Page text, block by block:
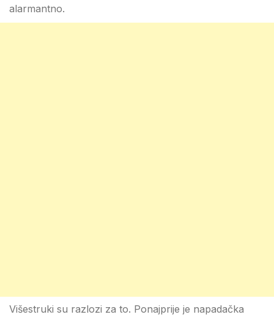
alarmantno.
Višestruki su razlozi za to. Ponajprije je napadačka